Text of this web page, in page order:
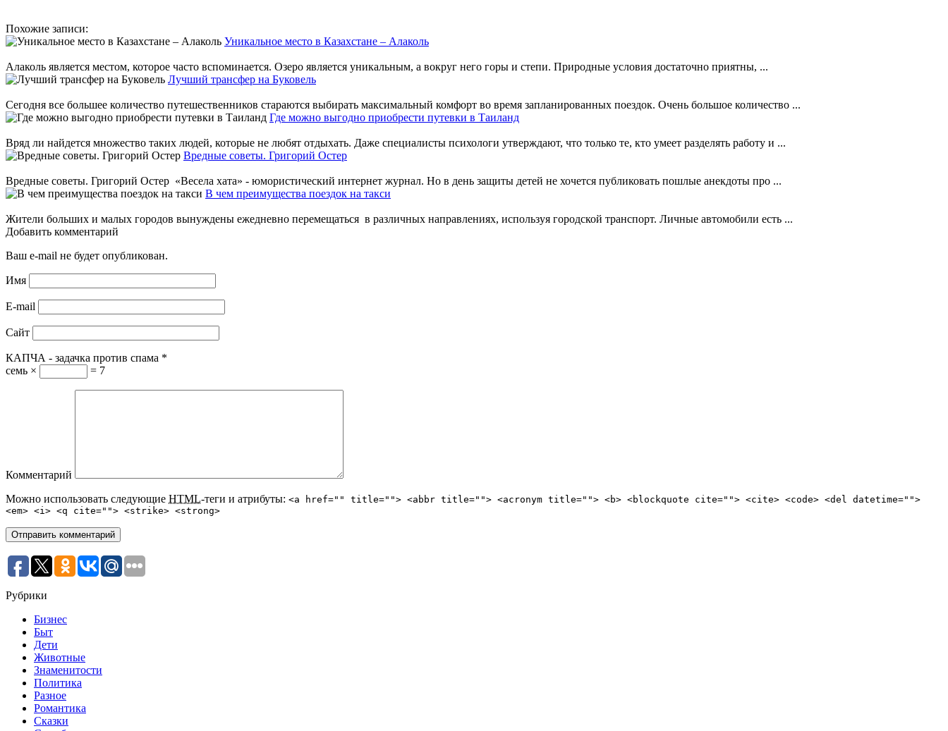
Похожие записи:
Уникальное место в Казахстане – Алаколь
Алаколь является местом, которое часто вспоминается. Озеро является уникальным, а вокруг него горы и степи. Природные условия достаточно приятны, ...
Лучший трансфер на Буковель
Сегодня все большее количество путешественников стараются выбирать максимальный комфорт во время запланированных поездок. Очень большое количество ...
Где можно выгодно приобрести путевки в Таиланд
Вряд ли найдется множество таких людей, которые не любят отдыхать. Даже специалисты психологи утверждают, что только те, кто умеет разделять работу и ...
Вредные советы. Григорий Остер
Вредные советы. Григорий Остер «Весела хата» - юмористический интернет журнал. Но в день защиты детей не хочется публиковать пошлые анекдоты про ...
В чем преимущества поездок на такси
Жители больших и малых городов вынуждены ежедневно перемещаться в различных направлениях, используя городской транспорт. Личные автомобили есть ...
Добавить комментарий
Ваш e-mail не будет опубликован.
Имя
E-mail
Сайт
КАПЧА - задачка против спама *
семь ×
= 7
Комментарий
Можно использовать следующие HTML-теги и атрибуты: <a href="" title=""> <abbr title=""> <acronym title=""> <b> <blockquote cite=""> <cite> <code> <del datetime="">
<em> <i> <q cite=""> <strike> <strong>
Рубрики
Бизнес
Быт
Дети
Животные
Знаменитости
Политика
Разное
Романтика
Сказки